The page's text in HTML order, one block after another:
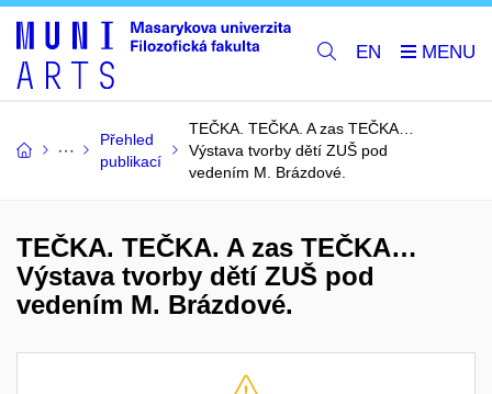
EN
Přehled
publikací
TEČKA. TEČKA. A zas TEČKA…
Výstava tvorby dětí ZUŠ pod
vedením M. Brázdové.
TEČKA. TEČKA. A zas TEČKA…
Výstava tvorby dětí ZUŠ pod
vedením M. Brázdové.